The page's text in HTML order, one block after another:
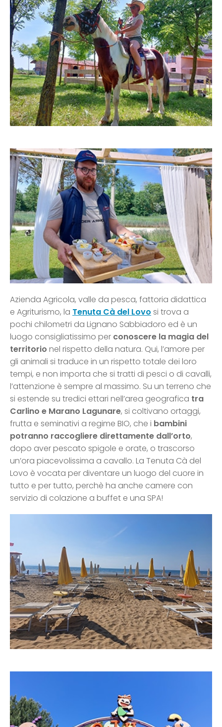
Azienda Agricola, valle da pesca, fattoria didattica
e Agriturismo, la Tenuta Cà del Lovo si trova a
pochi chilometri da Lignano Sabbiadoro ed è un
luogo consigliatissimo per conoscere la magia del
territorio nel rispetto della natura. Qui, l’amore per
gli animali si traduce in un rispetto totale dei loro
tempi, e non importa che si tratti di pesci o di cavalli,
l’attenzione è sempre al massimo. Su un terreno che
si estende su tredici ettari nell’area geografica tra
Carlino e Marano Lagunare, si coltivano ortaggi,
frutta e seminativi a regime BIO, che i bambini
potranno raccogliere direttamente dall’orto,
dopo aver pescato spigole e orate, o trascorso
un’ora piacevolissima a cavallo. La Tenuta Cà del
Lovo è vocata per diventare un luogo del cuore in
tutto e per tutto, perchè ha anche camere con
servizio di colazione a buffet e una SPA!